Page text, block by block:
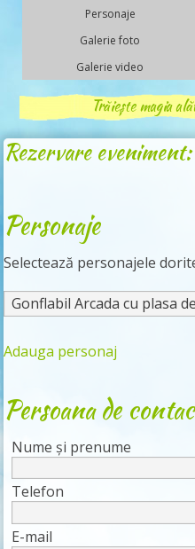
Personaje
Galerie foto
Galerie video
Trăiește magia
Rezervare
Personaje
Selectează personajele
Adauga personaj
Persoana de
Nume și prenume
Telefon
E-mail